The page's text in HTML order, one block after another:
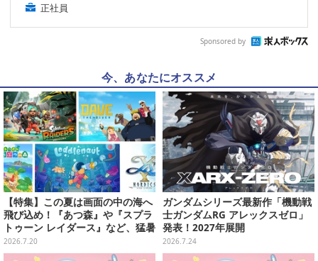
正社員
Sponsored by
今、あなたにオススメ
【特集】この夏は画面の中の海へ
飛び込め！『あつ森』や『スプラ
トゥーン レイダース』など、猛暑
を忘れて遊びたい“海ゲー”おすす
め5選
2026.7.20
ガンダムシリーズ最新作「機動戦
士ガンダムRG アレックスゼロ」
発表！2027年展開
2026.7.24